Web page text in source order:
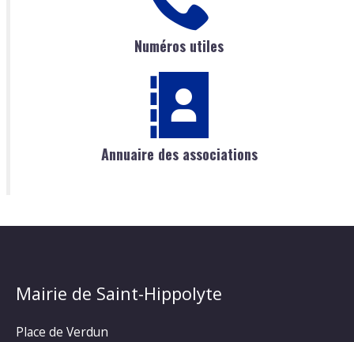
Numéros utiles
Annuaire des associations
Mairie de Saint-Hippolyte
Place de Verdun